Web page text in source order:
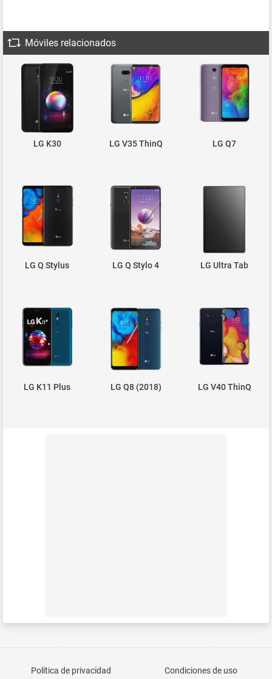
Móviles relacionados
LG K30 LG V35 ThinQ LG Q7
LG Q Stylus LG Q Stylo 4 LG Ultra Tab
LG K11 Plus LG Q8 (2018) LG V40 ThinQ
Política de privacidad Condiciones de uso